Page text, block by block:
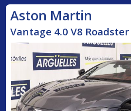
Aston Martin
Vantage 4.0 V8